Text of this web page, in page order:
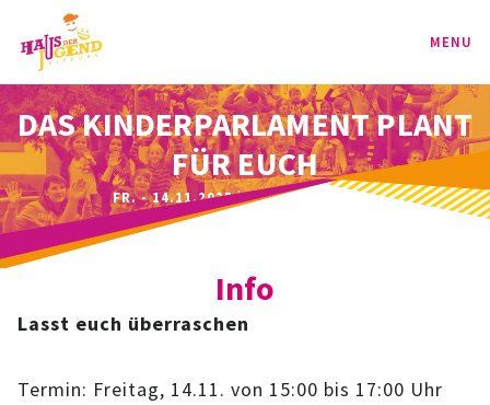
MENU
PROGRAMM
KINDER
JUGEND
DAS KINDERPARLAMENT PLANT
FÜR EUCH
FR. - 14.11.2025 | 15:00 - 17:00 UHR
Info
Lasst euch überraschen
Termin: Freitag, 14.11. von 15:00 bis 17:00 Uhr